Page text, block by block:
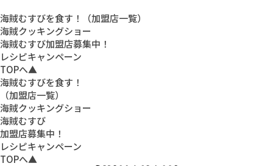
海賊むすびを食す！（加盟店一覧）
海賊クッキングショー
海賊むすび加盟店募集中！
レシピキャンペーン
TOPへ▲
海賊むすびを食す！
（加盟店一覧）
海賊クッキングショー
海賊むすび
加盟店募集中！
レシピキャンペーン
TOPへ▲